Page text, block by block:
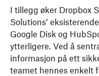
I tillegg øker Dropbox
Solutions’
Google Disk og
ytterligere. Ved å
informasjon på ett
teamet hennes enkelt